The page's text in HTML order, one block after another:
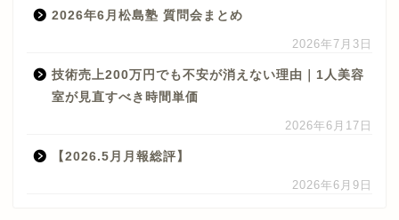
2026年6月松島塾 質問会まとめ
2026年7月3日
技術売上200万円でも不安が消えない理由｜1人美容
室が見直すべき時間単価
2026年6月17日
【2026.5月月報総評】
2026年6月9日